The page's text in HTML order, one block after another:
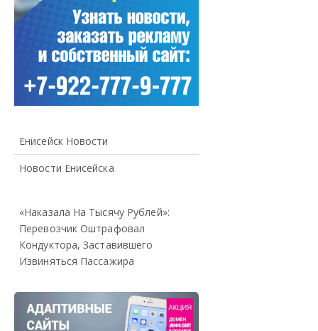
Енисейск Новости
Новости Енисейска
«Наказала На Тысячу Рублей»:
Перевозчик Оштрафовал
Кондуктора, Заставившего
Извиняться Пассажира